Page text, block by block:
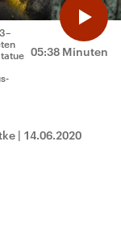
05:38 Minuten
| 14.06.2020